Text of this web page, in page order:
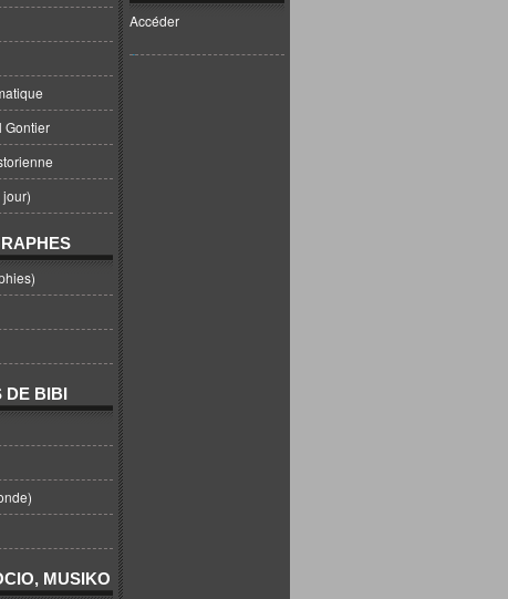
Gontier
DE BIBI
MUSIKO
Accéder